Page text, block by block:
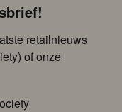
retailnieuws
of onze